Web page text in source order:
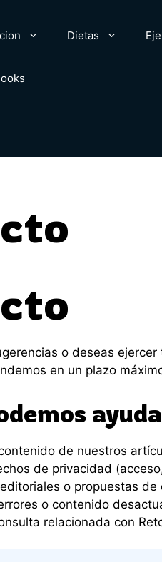
Dietas
o deseas
en un plazo
de nuestros
de privacidad
o propuestas de
o contenido
relacionada con